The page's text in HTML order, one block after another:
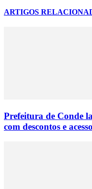
ARTIGOS
Prefeitura de Conde
com descontos e